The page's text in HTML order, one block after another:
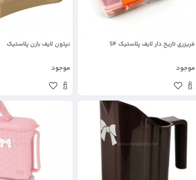
فریزری تاریخ دار لایف پلاستیک S4
موجود
نپتون لایف بازن پلاستیک
موجود